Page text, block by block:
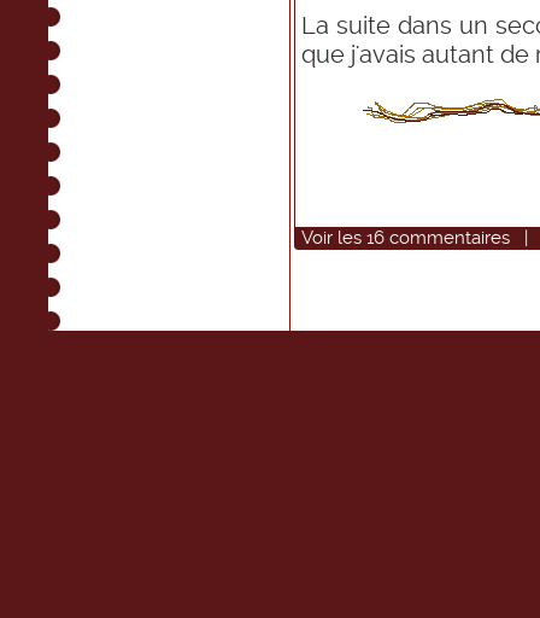
La suite dans un
que j'avais autant de
Voir les 16 commentaires